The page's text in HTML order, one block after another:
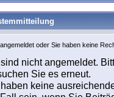
oder Sie haben keine
nicht angemeldet.
Sie es erneut.
keine